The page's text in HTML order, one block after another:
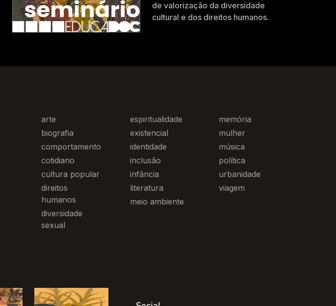
de valorização da diversidade
cultural e dos direitos humanos.
arte
biografia
comportamento
cotidiano
cultura popular
direitos
humanos
diversidade
sexual
espiritualidade
existencial
identidade
inclusão
infância
literatura
meio ambiente
memória
mulher
música
política
urbanidade
viagem